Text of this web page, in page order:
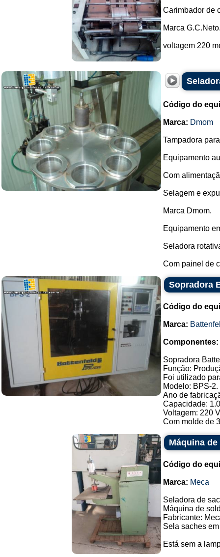
Carimbador de
Marca
voltagem 220
Código do
Marca: Dmom
Tampadora
Equipamento
Com
Selagem e
Marca Dmom.
Equipamento
Seladora
Com painel de
Sopradora
Código do
Marca:
Componentes:
Sopradora
Função:
Foi utilizado
Modelo: BPS-2.
Ano de
Capacidade:
Voltagem: 220
Com molde de
Máquina
Código do
Marca: Meca
Seladora de
Máquina de
Fabricante:
Sela saches
Está sem a